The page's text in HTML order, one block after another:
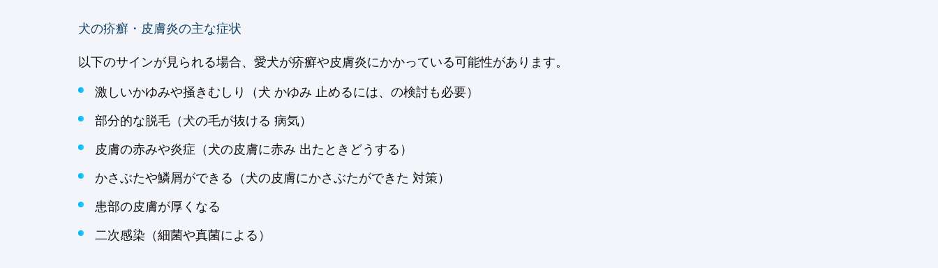
犬の疥癬・皮膚炎の主な症状
以下のサインが見られる場合、愛犬が疥癬や皮膚炎にかかっている可能性があります。
激しいかゆみや掻きむしり（犬 かゆみ 止めるには、の検討も必要）
部分的な脱毛（犬の毛が抜ける 病気）
皮膚の赤みや炎症（犬の皮膚に赤み 出たときどうする）
かさぶたや鱗屑ができる（犬の皮膚にかさぶたができた 対策）
患部の皮膚が厚くなる
二次感染（細菌や真菌による）